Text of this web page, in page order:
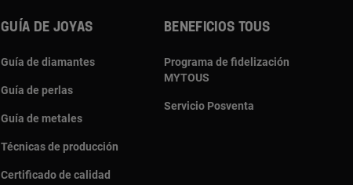
GUÍA DE JOYAS
Guía de diamantes
Guía de perlas
Guía de metales
Técnicas de producción
Certificado de calidad
BENEFICIOS TOUS
Programa de fidelización
MYTOUS
Servicio Posventa